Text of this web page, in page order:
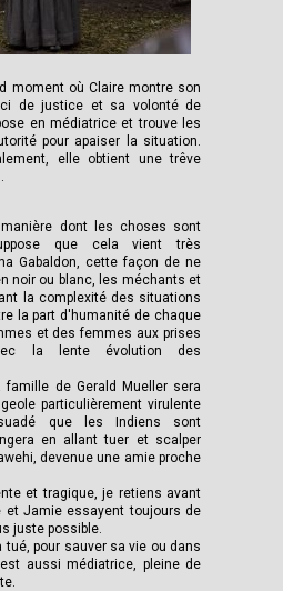
moment où Claire montre son
de justice et sa volonté de
en médiatrice et trouve les
pour apaiser la situation.
elle obtient une trêve
dont les choses sont
que cela vient très
Gabaldon, cette façon de ne
noir ou blanc, les méchants et
la complexité des situations
la part d'humanité de chaque
et des femmes aux prises
la lente évolution des
famille de Gerald Mueller sera
particulièrement virulente
que les Indiens sont
en allant tuer et scalper
devenue une amie proche
et tragique, je retiens avant
et Jamie essayent toujours de
juste possible.
tué, pour sauver sa vie ou dans
aussi médiatrice, pleine de